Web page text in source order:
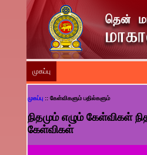
முகப்பு
முகப்பு :: கேள்விகளும் பதில்களும்
நிதமும் எழும் கேள்விகள்
கேள்விகள்